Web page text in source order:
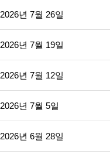
2026년 7월 26일
2026년 7월 19일
2026년 7월 12일
2026년 7월 5일
2026년 6월 28일